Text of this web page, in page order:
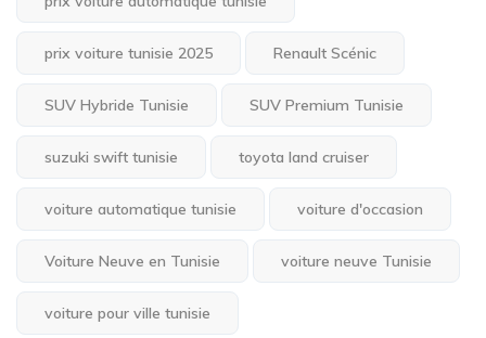
prix voiture tunisie 2025 Renault Scénic
SUV Hybride Tunisie SUV Premium Tunisie
suzuki swift tunisie toyota land cruiser
voiture automatique tunisie voiture d'occasion
Voiture Neuve en Tunisie voiture neuve Tunisie
voiture pour ville tunisie